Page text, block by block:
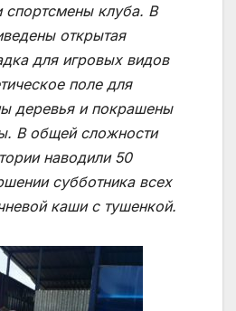
спортсмены клуба. В
открытая
для игровых видов
поле для
деревья и покрашены
В общей сложности
наводили 50
субботника всех
каши с тушенкой.